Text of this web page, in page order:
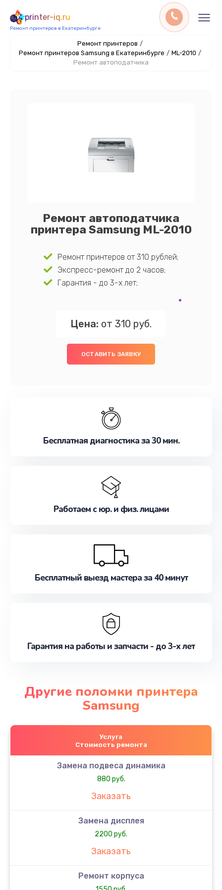
printer-iq.ru
Ремонт принтеров в Екатеринбурге
Ремонт принтеров /
Ремонт принтеров Samsung в Екатеринбурге / ML-2010 /
Ремонт автоподатчика
Ремонт автоподатчика
принтера Samsung ML-2010
Ремонт принтеров от 310 рублей;
Экспресс-ремонт до 2 часов;
Гарантия - до 3-х лет;
Цена: от 310 руб.
ОСТАВИТЬ ЗАЯВКУ
Бесплатная диагностика за 30 мин.
Работаем с юр. и физ. лицами
Бесплатный выезд мастера за 40 минут
Гарантия на работы и запчасти - до 3-х лет
Другие поломки принтера
Samsung
Услуга
Стоимость ремонта
Замена подвеса динамика
880 руб.
Заказать
Замена дисплея
2200 руб.
Заказать
Ремонт корпуса